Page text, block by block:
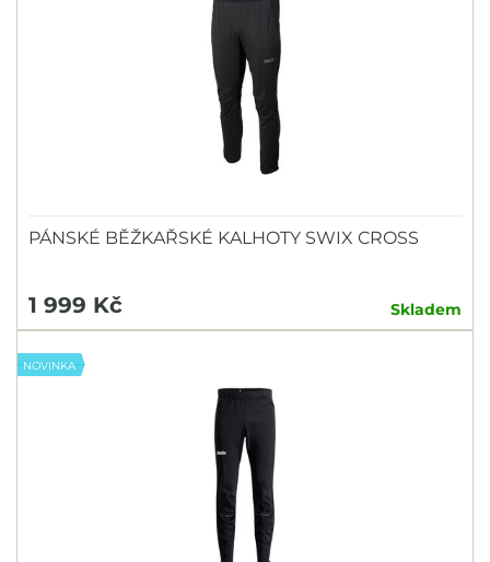
PÁNSKÉ BĚŽKAŘSKÉ KALHOTY SWIX CROSS
1 999 Kč Skladem
NOVINKA